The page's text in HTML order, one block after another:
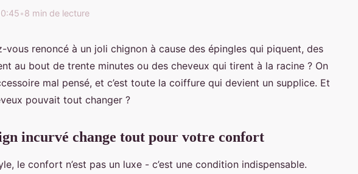
•8 min de lecture
vous renoncé à un joli chignon à cause des épingles qui piquent, des
au bout de trente minutes ou des cheveux qui tirent à la racine ? On
mal pensé, et c’est toute la coiffure qui devient un supplice. Et
pouvait tout changer ?
incurvé change tout pour votre confort
le confort n’est pas un luxe - c’est une condition indispensable.